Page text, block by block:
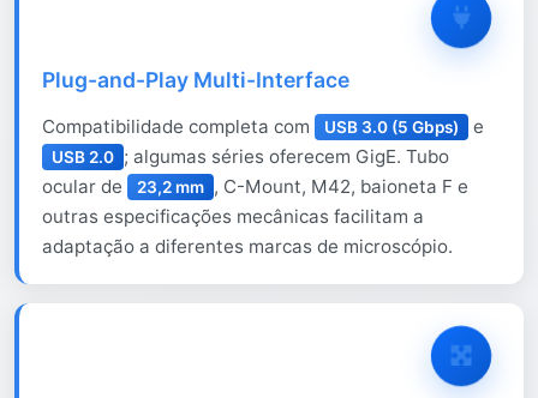
Plug-and-Play Multi-Interface
Compatibilidade completa com USB 3.0 (5 Gbps) e
USB 2.0 ; algumas séries oferecem GigE. Tubo
ocular de
23,2 mm , C-Mount, M42, baioneta F e
outras especificações mecânicas facilitam a
adaptação a diferentes marcas de microscópio.